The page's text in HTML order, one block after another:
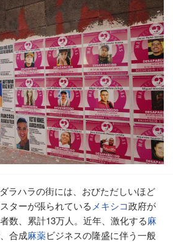
ラハラの街には、おびただしいほど
ターが張られている メキシコ政府が
数、累計13万人。近年、激化する麻
合成麻薬ビジネスの隆盛に伴う一般